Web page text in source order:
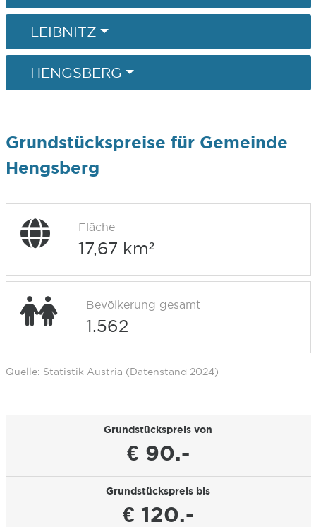
LEIBNITZ
HENGSBERG
Grundstückspreise für Gemeinde
Hengsberg
Fläche
17,67 km²
Bevölkerung gesamt
1.562
Quelle: Statistik Austria (Datenstand 2024)
Grundstückspreis von
€ 90.-
Grundstückspreis bis
€ 120.-